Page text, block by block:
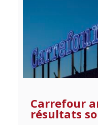
Carrefour
résultats